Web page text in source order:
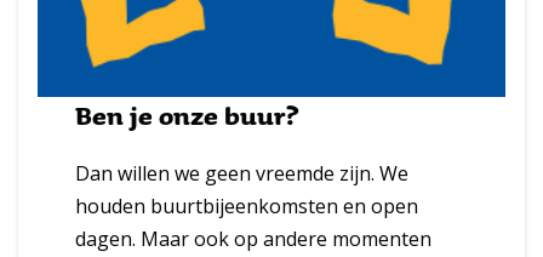
Ben je onze buur?
Dan willen we geen vreemde zijn. We
houden buurtbijeenkomsten en open
dagen. Maar ook op andere momenten